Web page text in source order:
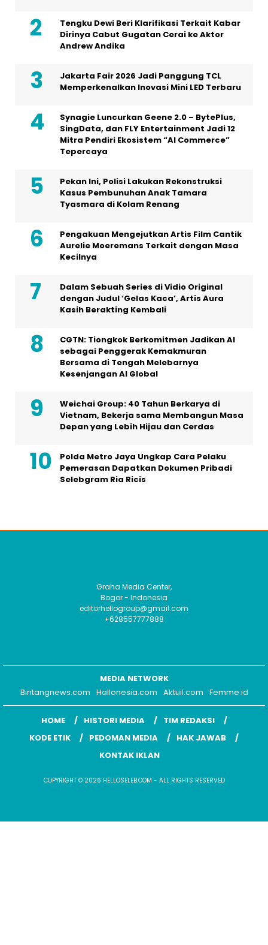
Tengku Dewi Beri Klarifikasi Terkait Kabar
Dirinya Cabut Gugatan Cerai ke Aktor
Andrew Andika
Jakarta Fair 2026 Jadi Panggung TCL
Memperkenalkan Inovasi Mini LED Terbaru
Synagie Luncurkan Geene 2.0 – BytePlus,
SingData, dan FLY Entertainment Jadi 12
Mitra Pendiri Ekosistem “AI Commerce”
Tepercaya
Pekan Ini, Polisi Lakukan Rekonstruksi
Kasus Pembunuhan Anak Tamara
Tyasmara di Kolam Renang
Pengakuan Mengejutkan Artis Film Cantik
Aurelie Moeremans Terkait dengan Masa
Kecilnya
Dalam Sebuah Series di Vidio Original
dengan Judul ‘Gelas Kaca’, Artis Aura
Kasih Berakting Kembali
CGTN: Tiongkok Berkomitmen Jadikan AI
sebagai Penggerak Kemakmuran
Bersama di Tengah Melebarnya
Kesenjangan AI Global
Weichai Group: 40 Tahun Berkarya di
Vietnam, Bekerja sama Membangun Masa
Depan yang Lebih Hijau dan Cerdas
Polda Metro Jaya Ungkap Cara Pelaku
Pemerasan Dapatkan Dokumen Pribadi
Selebgram Ria Ricis
Graha Media Center,
Bogor - Indonesia
editorhellogroup@gmail.com
+628557777888
MEDIA NETWORK
Bintangnews.com Hallonesia.com Aktuil.com Femme.id
HOME HISTORI MEDIA
TIM REDAKSI
KODE ETIK
PEDOMAN MEDIA
HAK JAWAB
KONTAK IKLAN
COPYRIGHT © 2026 HELLOSELEB.COM - ALL RIGHTS RESERVED